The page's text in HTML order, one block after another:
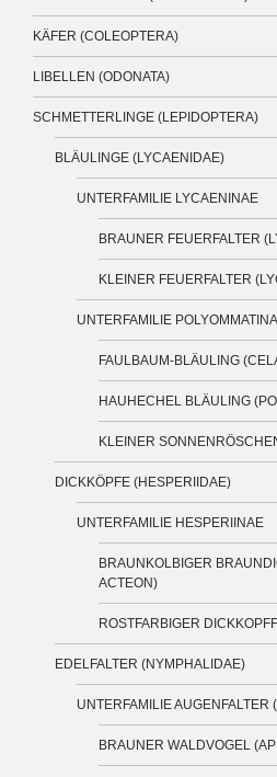
KÄFER (COLEOPTERA)
LIBELLEN (ODONATA)
SCHMETTERLINGE (LEPIDOPTERA)
BLÄULINGE (LYCAENIDAE)
UNTERFAMILIE LYCAENINAE
BRAUNER FEUERFALTER
KLEINER FEUERFALTER
UNTERFAMILIE
FAULBAUM-BLÄULING
HAUHECHEL BLÄULING
KLEINER
DICKKÖPFE (HESPERIIDAE)
UNTERFAMILIE HESPERIINAE
BRAUNKOLBIGER
ACTEON)
ROSTFARBIGER
EDELFALTER (NYMPHALIDAE)
UNTERFAMILIE AUGENFALTER
BRAUNER WALDVOGEL